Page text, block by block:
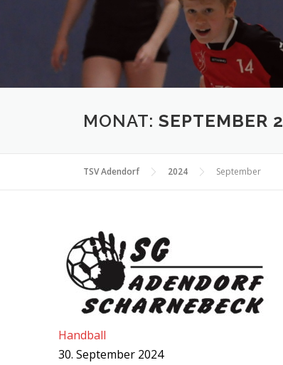
MONAT: SEPTEMBER
TSV Adendorf 2024 September
Handball
30. September 2024